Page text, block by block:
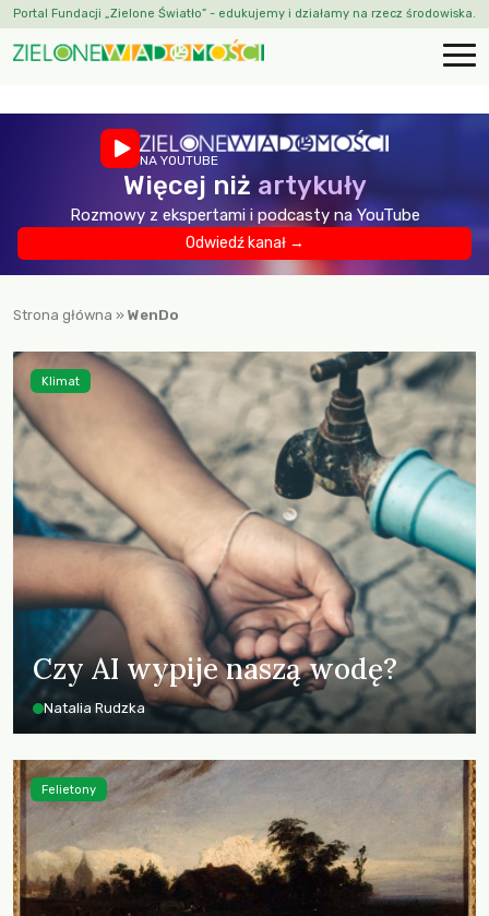
Portal Fundacji „Zielone Światło” - edukujemy i działamy na rzecz środowiska.
NA YOUTUBE
Więcej niż artykuły
Rozmowy z ekspertami i podcasty na YouTube
Odwiedź kanał →
Strona główna » WenDo
Czy AI wypije naszą wodę?
Natalia Rudzka
Klimat
Felietony